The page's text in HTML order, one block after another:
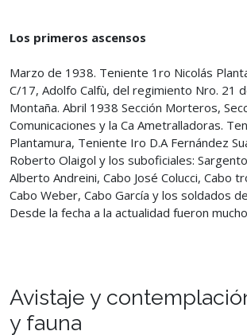
Los primeros ascensos
Marzo de 1938. Teniente 1ro Nicolás
C/17, Adolfo Calfù, del regimiento Nro. 21
Montaña. Abril 1938 Sección Morteros,
Comunicaciones y la Ca Ametralladoras.
Plantamura, Teniente Iro D.A Fernández
Roberto Olaigol y los suboficiales:
Alberto Andreini, Cabo José Colucci, Cabo
Cabo Weber, Cabo García y los soldados
Desde la fecha a la actualidad fueron
Avistaje y
y fauna